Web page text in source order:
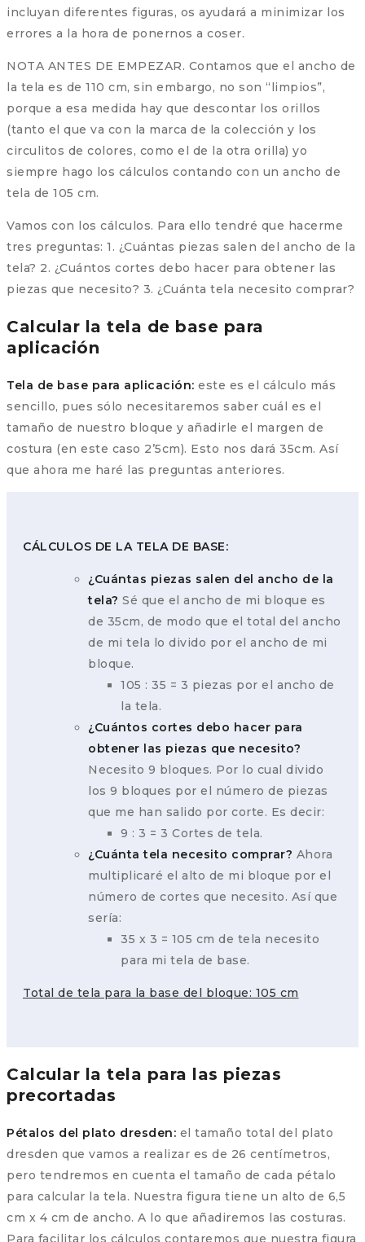
incluyan diferentes figuras, os ayudará a minimizar los
errores a la hora de ponernos a coser.
NOTA ANTES DE EMPEZAR. Contamos que el ancho de
la tela es de 110 cm, sin embargo, no son “limpios”,
porque a esa medida hay que descontar los orillos
(tanto el que va con la marca de la colección y los
circulitos de colores, como el de la otra orilla) yo
siempre hago los cálculos contando con un ancho de
tela de 105 cm.
Vamos con los cálculos. Para ello tendré que hacerme
tres preguntas: 1. ¿Cuántas piezas salen del ancho de la
tela? 2. ¿Cuántos cortes debo hacer para obtener las
piezas que necesito? 3. ¿Cuánta tela necesito comprar?
Calcular la tela de base para
aplicación
Tela de base para aplicación: este es el cálculo más
sencillo, pues sólo necesitaremos saber cuál es el
tamaño de nuestro bloque y añadirle el margen de
costura (en este caso 2’5cm). Esto nos dará 35cm. Así
que ahora me haré las preguntas anteriores.
CÁLCULOS DE LA TELA DE BASE:
¿Cuántas piezas salen del ancho de la
tela? Sé que el ancho de mi bloque es
de 35cm, de modo que el total del ancho
de mi tela lo divido por el ancho de mi
bloque.
105 : 35 = 3 piezas por el ancho de
la tela.
¿Cuántos cortes debo hacer para
obtener las piezas que necesito?
Necesito 9 bloques. Por lo cual divido
los 9 bloques por el número de piezas
que me han salido por corte. Es decir:
9 : 3 = 3 Cortes de tela.
¿Cuánta tela necesito comprar? Ahora
multiplicaré el alto de mi bloque por el
número de cortes que necesito. Así que
sería:
35 x 3 = 105 cm de tela necesito
para mi tela de base.
Total de tela para la base del bloque: 105 cm
Calcular la tela para las piezas
precortadas
Pétalos del plato dresden: el tamaño total del plato
dresden que vamos a realizar es de 26 centímetros,
pero tendremos en cuenta el tamaño de cada pétalo
para calcular la tela. Nuestra figura tiene un alto de 6,5
cm x 4 cm de ancho. A lo que añadiremos las costuras.
Para facilitar los cálculos contaremos que nuestra figura